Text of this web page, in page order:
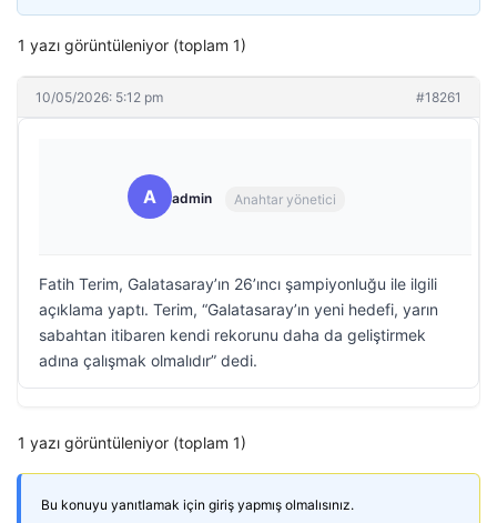
1 yazı görüntüleniyor (toplam 1)
10/05/2026: 5:12 pm #18261
A admin Anahtar yönetici
Fatih Terim, Galatasaray’ın 26’ıncı şampiyonluğu ile ilgili
açıklama yaptı. Terim, “Galatasaray’ın yeni hedefi, yarın
sabahtan itibaren kendi rekorunu daha da geliştirmek
adına çalışmak olmalıdır” dedi.
1 yazı görüntüleniyor (toplam 1)
Bu konuyu yanıtlamak için giriş yapmış olmalısınız.